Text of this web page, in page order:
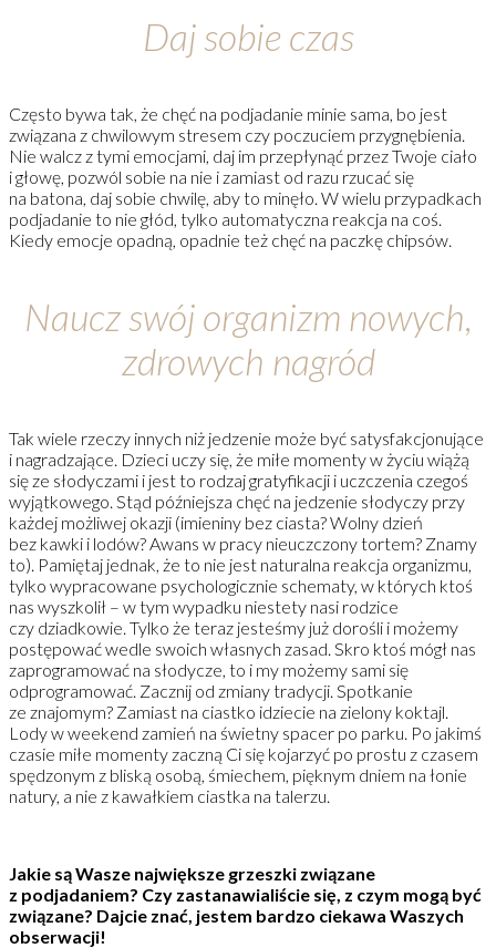
Daj sobie czas
Często bywa tak, że chęć na podjadanie minie sama, bo jest
związana z chwilowym stresem czy poczuciem przygnębienia.
Nie walcz z tymi emocjami, daj im przepłynąć przez Twoje ciało
i głowę, pozwól sobie na nie i zamiast od razu rzucać się
na batona, daj sobie chwilę, aby to minęło. W wielu przypadkach
podjadanie to nie głód, tylko automatyczna reakcja na coś.
Kiedy emocje opadną, opadnie też chęć na paczkę chipsów.
Naucz swój organizm nowych,
zdrowych nagród
Tak wiele rzeczy innych niż jedzenie może być satysfakcjonujące
i nagradzające. Dzieci uczy się, że miłe momenty w życiu wiążą
się ze słodyczami i jest to rodzaj gratyfikacji i uczczenia czegoś
wyjątkowego. Stąd późniejsza chęć na jedzenie słodyczy przy
każdej możliwej okazji (imieniny bez ciasta? Wolny dzień
bez kawki i lodów? Awans w pracy nieuczczony tortem? Znamy
to). Pamiętaj jednak, że to nie jest naturalna reakcja organizmu,
tylko wypracowane psychologicznie schematy, w których ktoś
nas wyszkolił – w tym wypadku niestety nasi rodzice
czy dziadkowie. Tylko że teraz jesteśmy już dorośli i możemy
postępować wedle swoich własnych zasad. Skro ktoś mógł nas
zaprogramować na słodycze, to i my możemy sami się
odprogramować. Zacznij od zmiany tradycji. Spotkanie
ze znajomym? Zamiast na ciastko idziecie na zielony koktajl.
Lody w weekend zamień na świetny spacer po parku. Po jakimś
czasie miłe momenty zaczną Ci się kojarzyć po prostu z czasem
spędzonym z bliską osobą, śmiechem, pięknym dniem na łonie
natury, a nie z kawałkiem ciastka na talerzu.
Jakie są Wasze największe grzeszki związane
z podjadaniem? Czy zastanawialiście się, z czym mogą być
związane? Dajcie znać, jestem bardzo ciekawa Waszych
obserwacji!